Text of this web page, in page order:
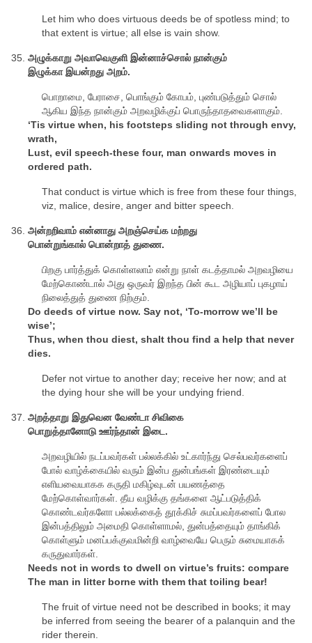
Let him who does virtuous deeds be of spotless mind; to
that extent is virtue; all else is vain show.
அழுக்காறு அவாவெகுளி இன்னாச்சொல் நான்கும்
இழுக்கா இயன்றது அறம்.
பொறாமை, பேராசை, பொங்கும் கோபம், புண்படுத்தும் சொல்
ஆகிய இந்த நான்கும் அறவழிக்குப் பொருந்தாதவைகளாகும்.
‘Tis virtue when, his footsteps sliding not through envy,
wrath,
Lust, evil speech-these four, man onwards moves in
ordered path.
That conduct is virtue which is free from these four things,
viz, malice, desire, anger and bitter speech.
அன்றறிவாம் என்னாது அறஞ்செய்க மற்றது
பொன்றுங்கால் பொன்றாத் துணை.
பிறகு பார்த்துக் கொள்ளலாம் என்று நாள் கடத்தாமல் அறவழியை
மேற்கொண்டால் அது ஒருவர் இறந்த பின் கூட அழியாப் புகழாய்
நிலைத்துத் துணை நிற்கும்.
Do deeds of virtue now. Say not, ‘To-morrow we’ll be
wise’;
Thus, when thou diest, shalt thou find a help that never
dies.
Defer not virtue to another day; receive her now; and at
the dying hour she will be your undying friend.
அறத்தாறு இதுவென வேண்டா சிவிகை
பொறுத்தானோடு ஊர்ந்தான் இடை.
அறவழியில் நடப்பவர்கள் பல்லக்கில் உட்கார்ந்து செல்பவர்களைப்
போல் வாழ்க்கையில் வரும் இன்ப துன்பங்கள் இரண்டையும்
எளியவையாகக கருதி மகிழ்வுடன் பயணத்தை
மேற்கொள்வார்கள். தீய வழிக்கு தங்களை ஆட்படுத்திக்
கொண்டவர்களோ பல்லக்கைத் தூக்கிச் சுமப்பவர்களைப் போல
இன்பத்திலும் அமைதி கொள்ளாமல், துன்பத்தையும் தாங்கிக்
கொள்ளும் மனப்பக்குவமின்றி வாழ்வையே பெரும் சுமையாகக்
கருதுவார்கள்.
Needs not in words to dwell on virtue’s fruits: compare
The man in litter borne with them that toiling bear!
The fruit of virtue need not be described in books; it may
be inferred from seeing the bearer of a palanquin and the
rider therein.